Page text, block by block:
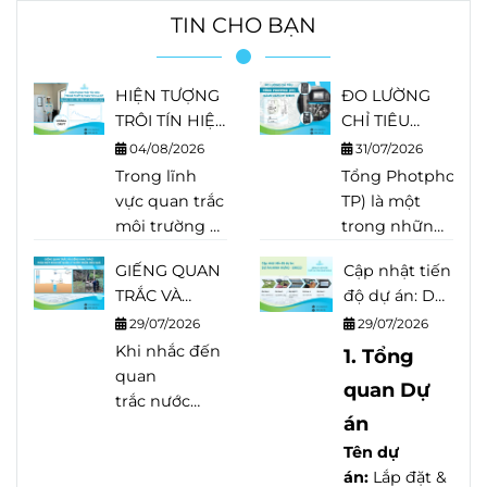
TIN CHO BẠN
HIỆN TƯỢNG
TRÔI TÍN HIỆU
TRONG THIẾT
BỊ PHÂN TÍCH
LÀ GÌ?
NGUYÊN
HIỆU VÀ
CÁCH KHẮC
PHỤC
04/08/2026
Trong lĩnh
vực quan trắc
môi trường và
nước, độ
chính xác của
thiết bị quyết
định trực tiếp
đến chất
lượng dữ liệu.
ĐO LƯỜNG
CHỈ TIÊU
TỔNG
PHOTPHO
(TP) BẰNG
HACH EZ
31/07/2026
Tổng Photpho
TP) là một
trong những
trọng trong
quan trắc
nước thải,
nước mặt và
trình xử lý
nước. Khác
với
phản ánh
GIẾNG QUAN
TRẮC VÀ
GIẾNG KHAI
THÁC? PHÂN
BIỆT ĐÚNG
ĐỂ QUẢN LÝ
29/07/2026
Khi nhắc đến
quan
trắc nước
Cập nhật tiến
độ dự án: Dự
án Minh
Hưng - Sikico
29/07/2026
1. Tổng
quan Dự
án
Tên dự
án: Lắp đặt &